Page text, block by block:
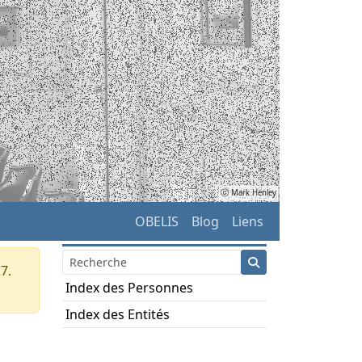
ⓒ Mark Henley
OBELIS Blog Liens
Index des Personnes
Index des Entités